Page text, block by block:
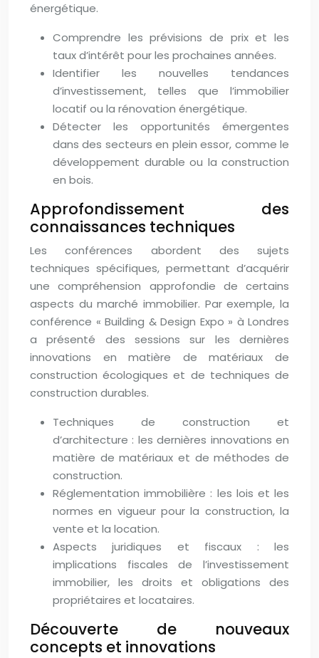
énergétique.
Comprendre les prévisions de prix et les
taux d’intérêt pour les prochaines années.
Identifier les nouvelles tendances
d’investissement, telles que l’immobilier
locatif ou la rénovation énergétique.
Détecter les opportunités émergentes
dans des secteurs en plein essor, comme le
développement durable ou la construction
en bois.
Approfondissement des
connaissances techniques
Les conférences abordent des sujets
techniques spécifiques, permettant d’acquérir
une compréhension approfondie de certains
aspects du marché immobilier. Par exemple, la
conférence « Building & Design Expo » à Londres
a présenté des sessions sur les dernières
innovations en matière de matériaux de
construction écologiques et de techniques de
construction durables.
Techniques de construction et
d’architecture : les dernières innovations en
matière de matériaux et de méthodes de
construction.
Réglementation immobilière : les lois et les
normes en vigueur pour la construction, la
vente et la location.
Aspects juridiques et fiscaux : les
implications fiscales de l’investissement
immobilier, les droits et obligations des
propriétaires et locataires.
Découverte de nouveaux
concepts et innovations